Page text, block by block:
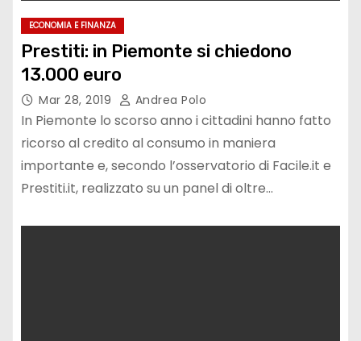
ECONOMIA E FINANZA
Prestiti: in Piemonte si chiedono
13.000 euro
Mar 28, 2019 Andrea Polo
In Piemonte lo scorso anno i cittadini hanno fatto
ricorso al credito al consumo in maniera
importante e, secondo l’osservatorio di Facile.it e
Prestiti.it, realizzato su un panel di oltre…